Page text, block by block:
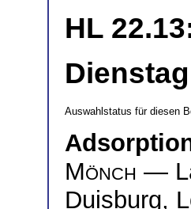
HL
Auswahlstatus für diesen
Mönch —
Duisburg,